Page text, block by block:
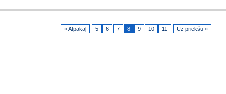
« Atpakaļ 5 6 7 8 9 10 11 Uz priekšu »